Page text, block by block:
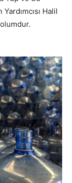
Halil